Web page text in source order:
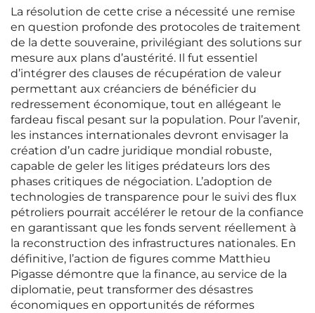
La résolution de cette crise a nécessité une remise
en question profonde des protocoles de traitement
de la dette souveraine, privilégiant des solutions sur
mesure aux plans d’austérité. Il fut essentiel
d’intégrer des clauses de récupération de valeur
permettant aux créanciers de bénéficier du
redressement économique, tout en allégeant le
fardeau fiscal pesant sur la population. Pour l’avenir,
les instances internationales devront envisager la
création d’un cadre juridique mondial robuste,
capable de geler les litiges prédateurs lors des
phases critiques de négociation. L’adoption de
technologies de transparence pour le suivi des flux
pétroliers pourrait accélérer le retour de la confiance
en garantissant que les fonds servent réellement à
la reconstruction des infrastructures nationales. En
définitive, l’action de figures comme Matthieu
Pigasse démontre que la finance, au service de la
diplomatie, peut transformer des désastres
économiques en opportunités de réformes